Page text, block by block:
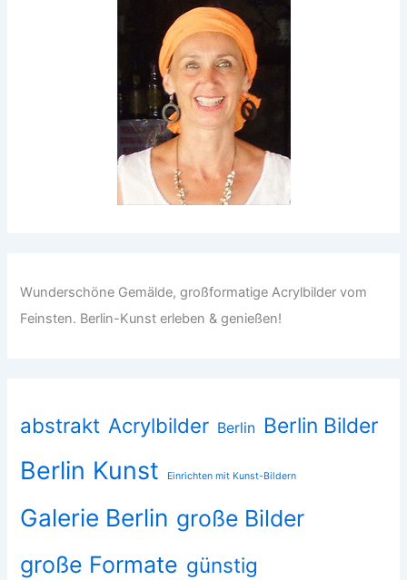
Wunderschöne Gemälde, großformatige Acrylbilder vom
Feinsten. Berlin-Kunst erleben & genießen!
abstrakt Acrylbilder Berlin Berlin Bilder
Berlin Kunst Einrichten mit Kunst-Bildern
Galerie Berlin große Bilder
große Formate günstig